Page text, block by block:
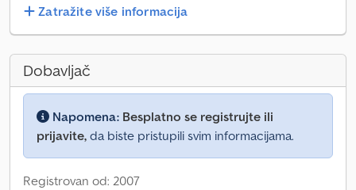
Zatražite više informacija
Dobavljač
Napomena: Besplatno se registrujte ili
prijavite, da biste pristupili svim informacijama.
Registrovan od: 2007